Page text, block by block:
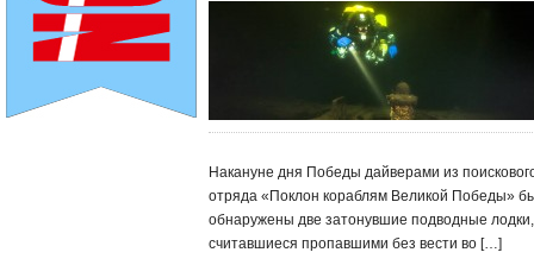
Накануне дня Победы дайверами из
отряда «Поклон кораблям Великой Победы»
обнаружены две затонувшие подводные лодки,
считавшиеся пропавшими без вести во […]